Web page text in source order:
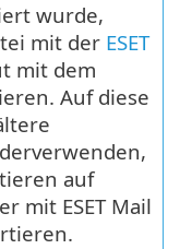
wurde,
mit der ESET
mit dem
Auf diese
auf
mit ESET Mail